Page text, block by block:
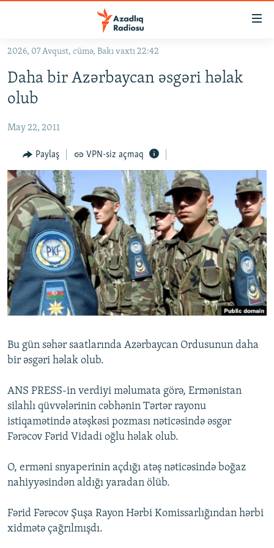
Əsas
qayıt
Əsas
qayıt
#ƏSLINDƏ
FƏRQƏ BAX
QANUNI DOĞRU
ARAŞDIRMA
MULTIMEDIA
VIDEO
FOTOQALEREYA
İNFOQRAFIKA
KARIKATURA
RADIO ARXIV
OXU ZALI
AZƏRBAYCAN ƏDƏBIYYATI KITABXANASI
İSLAM VƏ DEMOKRATIYA
HAQQIMIZDA
MISSIYAMIZ
PEŞƏ ETIKASI VƏ JURNALISTIKA STANDARTLARIMIZ
AZADLIQRADIOSU MOBIL TELEFONUNUZDA
XƏBƏR BÜLLETENLƏRIMIZ
BIZI IZLƏ
RFE/RL-in bütün saytları
2026, 07 Avqust, cümə, Bakı vaxtı 22:42
Daha bir Azərbaycan əsgəri həlak
olub
May 22, 2011
Paylaş VPN-siz açmaq
Bu gün səhər saatlarında Azərbaycan Ordusunun daha
bir əsgəri həlak olub.
ANS PRESS-in verdiyi məlumata görə, Ermənistan
silahlı qüvvələrinin cəbhənin Tərtər rayonu
istiqamətində atəşkəsi pozması nəticəsində əsgər
Fərəcov Fərid Vidadi oğlu həlak olub.
O, erməni snyaperinin açdığı atəş nəticəsində boğaz
nahiyyəsindən aldığı yaradan ölüb.
Fərid Fərəcov Şuşa Rayon Hərbi Komissarlığından hərbi
xidmətə çağrılmışdı.